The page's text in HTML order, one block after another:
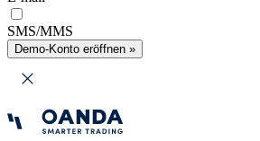
SMS/MMS
Demo-Konto eröffnen »